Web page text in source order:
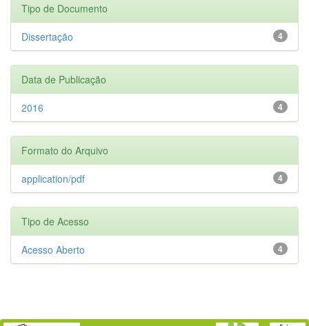
Tipo de Documento
4
Dissertação
Data de Publicação
4
2016
Formato do Arquivo
4
application/pdf
Tipo de Acesso
4
Acesso Aberto